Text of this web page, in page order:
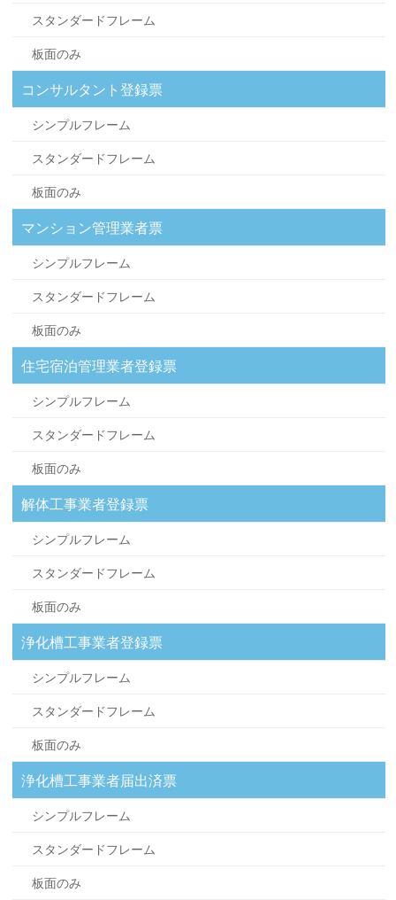
スタンダードフレーム
板面のみ
コンサルタント登録票
シンプルフレーム
スタンダードフレーム
板面のみ
マンション管理業者票
シンプルフレーム
スタンダードフレーム
板面のみ
住宅宿泊管理業者登録票
シンプルフレーム
スタンダードフレーム
板面のみ
解体工事業者登録票
シンプルフレーム
スタンダードフレーム
板面のみ
浄化槽工事業者登録票
シンプルフレーム
スタンダードフレーム
板面のみ
浄化槽工事業者届出済票
シンプルフレーム
スタンダードフレーム
板面のみ